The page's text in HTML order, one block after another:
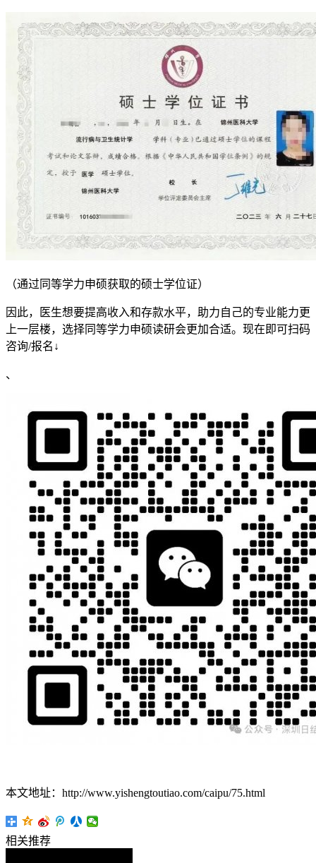
（通过同等学力申硕获取的硕士学位证）
因此，医生想要提高收入和存款水平，助力自己的专业能力更
上一层楼，选择同等学力申硕读研会更加合适。现在即可扫码
咨询/报名↓
、
本文地址：http://www.yishengtoutiao.com/caipu/75.html
相关推荐